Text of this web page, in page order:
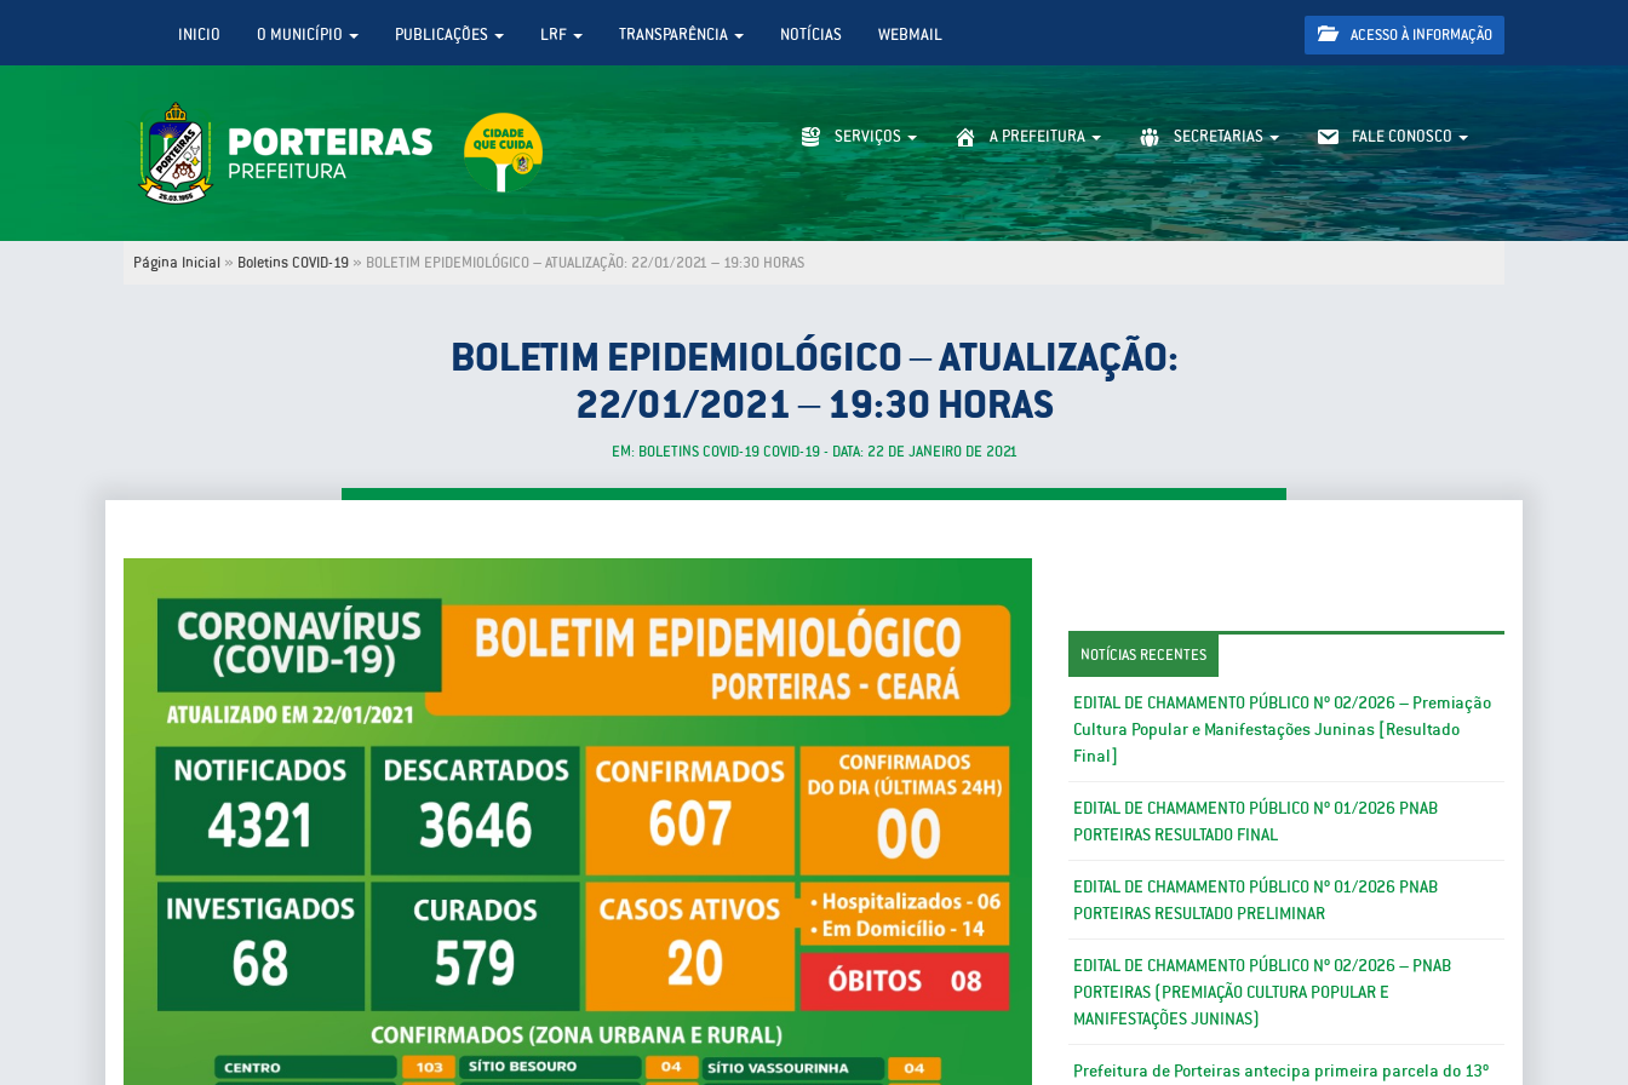
INICIO O MUNICÍPIO PUBLICAÇÕES LRF TRANSPARÊNCIA NOTÍCIAS WEBMAIL ACESSO À INFORMAÇÃO
SERVIÇOS A PREFEITURA SECRETARIAS FALE CONOSCO
Página Inicial » Boletins COVID-19 » BOLETIM EPIDEMIOLÓGICO – ATUALIZAÇÃO: 22/01/2021 – 19:30 HORAS
BOLETIM EPIDEMIOLÓGICO – ATUALIZAÇÃO:
22/01/2021 – 19:30 HORAS
EM: BOLETINS COVID-19 COVID-19 - DATA: 22 DE JANEIRO DE 2021
NOTÍCIAS RECENTES
EDITAL DE CHAMAMENTO PÚBLICO Nº 02/2026 – Premiação
Cultura Popular e Manifestações Juninas [Resultado
Final]
EDITAL DE CHAMAMENTO PÚBLICO Nº 01/2026 PNAB
PORTEIRAS RESULTADO FINAL
EDITAL DE CHAMAMENTO PÚBLICO Nº 01/2026 PNAB
PORTEIRAS RESULTADO PRELIMINAR
EDITAL DE CHAMAMENTO PÚBLICO Nº 02/2026 – PNAB
PORTEIRAS (PREMIAÇÃO CULTURA POPULAR E
MANIFESTAÇÕES JUNINAS)
Prefeitura de Porteiras antecipa primeira parcela do 13º